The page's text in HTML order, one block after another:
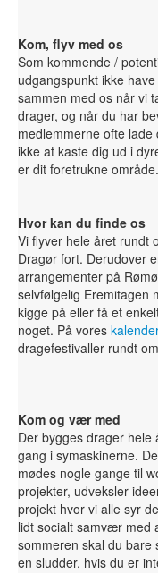
Kom, flyv med os
Som kommende /
udgangspunkt ikke
sammen med os når vi
drager, og når du har
medlemmerne ofte
ikke at kaste dig ud i
er dit foretrukne område.
Hvor kan du finde os
Vi flyver hele året rundt
Dragør fort. Derudover
arrangementer på
selvfølgelig Eremitagen
kigge på eller få et
noget. På vores
dragefestivaller rundt
Kom og vær med
Der bygges drager
gang i symaskinerne.
mødes nogle gange til
projekter, udveksler
projekt hvor vi alle syr
lidt socialt samvær med
sommeren skal du bare
en sludder, hvis du er